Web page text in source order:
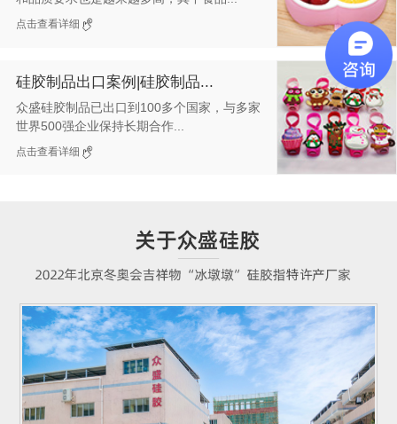
点击查看详细
硅胶制品出口案例|硅胶制品...
众盛硅胶制品已出口到100多个国家，与多家
世界500强企业保持长期合作...
点击查看详细